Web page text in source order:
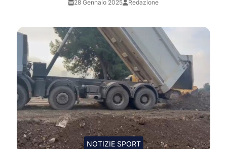
28 Gennaio 2025 Redazione
NOTIZIE SPORT